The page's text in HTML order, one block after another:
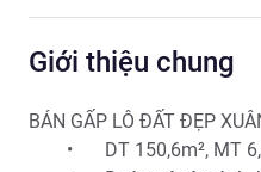
Giới thiệu chung
BÁN GẤP LÔ ĐẤT ĐẸP
•	DT 150,6m², MT